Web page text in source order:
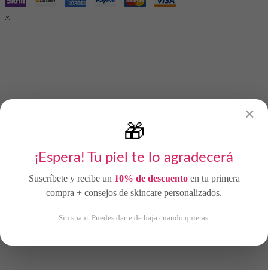
SIN EXISTENCIAS
✕
🎁
¡Espera! Tu piel te lo agradecerá
Suscríbete y recibe un 10% de descuentoen tu primera
compra + consejos de skincare personalizados.
Sin spam. Puedes darte de baja cuando quieras.